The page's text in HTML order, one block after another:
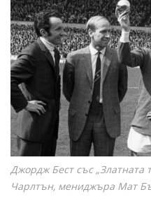
Джордж Бест със „Златната
Чарлтън, мениджъра Мат